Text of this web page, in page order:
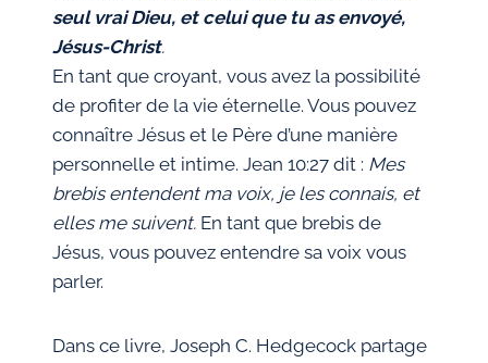
seul vrai Dieu, et celui que tu as envoyé,
Jésus-Christ.
En tant que croyant, vous avez la possibilité
de profiter de la vie éternelle. Vous pouvez
connaître Jésus et le Père d’une manière
personnelle et intime. Jean 10:27 dit : Mes
brebis entendent ma voix, je les connais, et
elles me suivent. En tant que brebis de
Jésus, vous pouvez entendre sa voix vous
parler.
Dans ce livre, Joseph C. Hedgecock partage